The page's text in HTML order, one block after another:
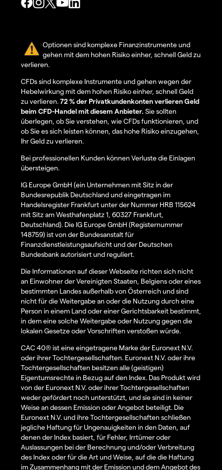
Optionen sind komplexe Finanzinstrumente und
gehen mit dem hohen Risiko einher, schnell Geld zu
verlieren.
CFDs sind komplexe Instrumente und gehen wegen der
Hebelwirkung mit dem hohen Risiko einher, schnell Geld
zu verlieren.72 % der Privatkundenkonten verlieren Geld
beim CFD-Handel mit diesem Anbieter. Sie sollten
überlegen, ob Sie verstehen, wie CFDs funktionieren, und
ob Sie es sich leisten können, das hohe Risiko einzugehen,
Ihr Geld zu verlieren.
Bei professionellen Kunden können Verluste die Einlagen
übersteigen.
IG Europe GmbH (ein Unternehmen mit Sitz in der
Bundesrepublik Deutschland und eingetragen im
Handelsregister Frankfurt unter der Nummer HRB 115624
mit Sitz am Westhafenplatz 1, 60327 Frankfurt,
Deutschland). Die IG Europe GmbH (Registernummer
148759) ist von der Bundesanstalt für
Finanzdienstleistungsaufsicht und der Deutschen
Bundesbank autorisiert und reguliert.
Die Informationen auf dieser Webseite richten sich nicht
an Einwohner der Vereinigten Staaten, Belgiens oder eines
bestimmten Landes außerhalb von Österreich und sind
nicht für die Weitergabe an oder die Nutzung durch eine
Person in einem Land oder einer Gerichtsbarkeit bestimmt,
in dem eine solche Weitergabe oder Nutzung gegen die
lokalen Gesetze oder Vorschriften verstoßen würde.
CAC 40® ist eine eingetragene Marke der Euronext N.V.
oder ihrer Tochtergesellschaften. Euronext N.V. oder ihre
Tochtergesellschaften besitzen alle (geistigen)
Eigentumsrechte in Bezug auf den Index. Das Produkt wird
von der Euronext N.V. oder ihrer Tochtergesellschaften
weder gefördert noch unterstützt, und sie sind in keiner
Weise an dessen Emission oder Angebot beteiligt. Die
Euronext N.V. und ihre Tochtergesellschaften schließen
jegliche Haftung für Ungenauigkeiten in den Daten, auf
denen der Index basiert, für Fehler, Irrtümer oder
Auslassungen bei der Berechnung und/oder Verbreitung
des Index oder für die Art und Weise, auf die die Haftung
im Zusammenhang mit der Emission und dem Angebot des